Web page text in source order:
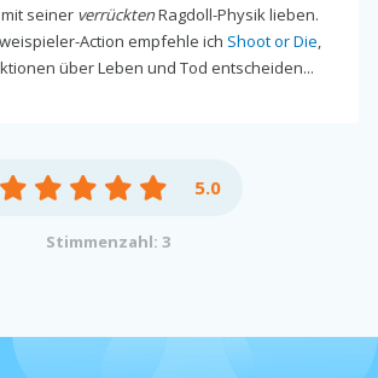
mit seiner verrücktenRagdoll-Physik lieben.
Action empfehle ich Shoot or Die,
über Leben und Tod entscheiden...
5.0
Stimmenzahl: 3